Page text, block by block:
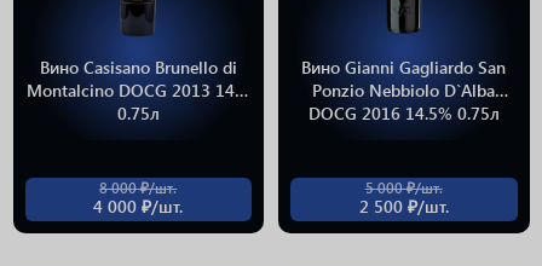
Вино Casisano Brunello di
Montalcino DOCG 2013 14%
0.75л
8 000 ₽/шт.
4 000 ₽/шт.
Вино Gianni Gagliardo San
Ponzio Nebbiolo D`Alba
DOCG 2016 14.5% 0.75л
5 000 ₽/шт.
2 500 ₽/шт.